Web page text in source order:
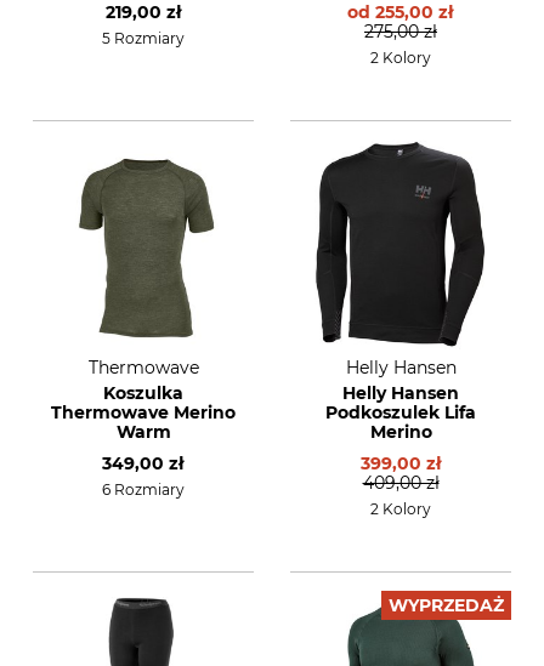
219,00 zł
5 Rozmiary
od 255,00 zł
275,00 zł
2 Kolory
Thermowave
Koszulka
Thermowave Merino
Warm
349,00 zł
6 Rozmiary
Helly Hansen
Helly Hansen
Podkoszulek Lifa
Merino
399,00 zł
409,00 zł
2 Kolory
WYPRZEDAŻ